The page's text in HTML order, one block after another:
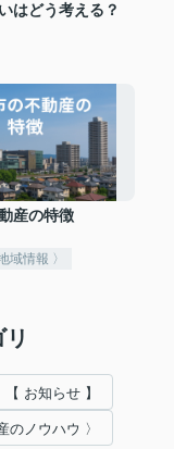
はどう考える？
産の特徴
域情報 〉
【 お知らせ 】
のノウハウ 〉